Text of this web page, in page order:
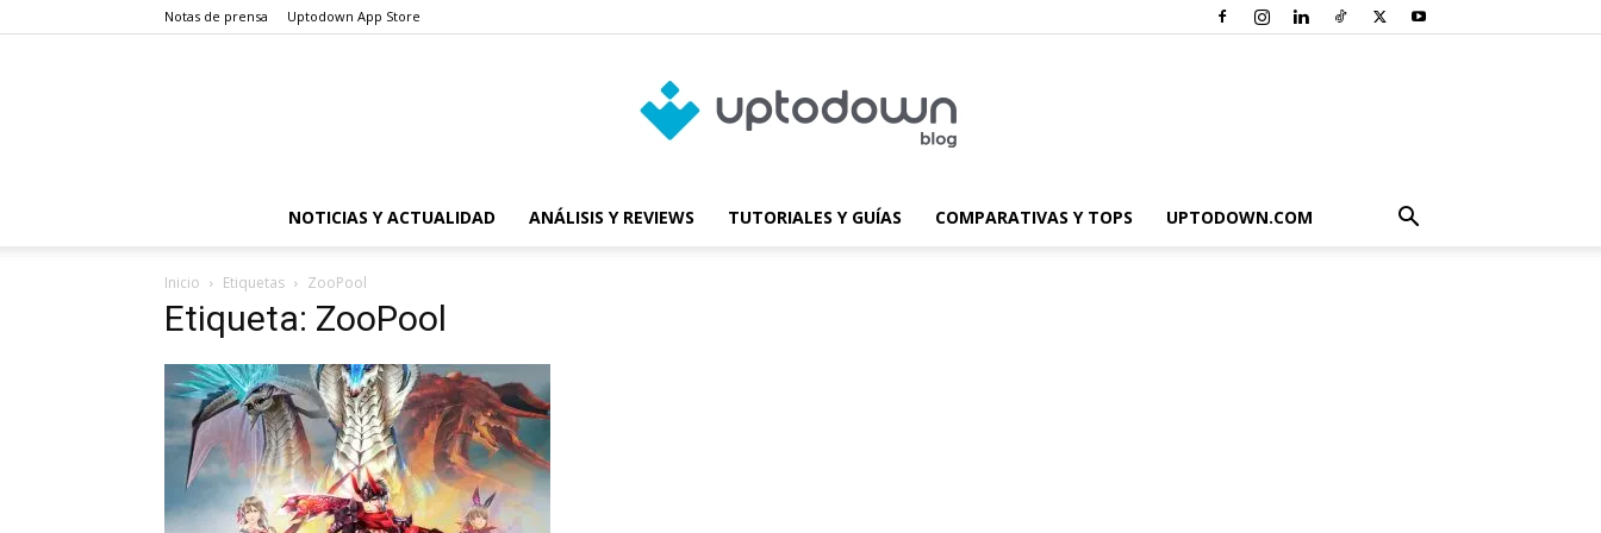
Notas de prensa Uptodown App Store
NOTICIAS Y ACTUALIDAD ANÁLISIS Y REVIEWS TUTORIALES Y GUÍAS COMPARATIVAS Y TOPS UPTODOWN.COM
Inicio Etiquetas ZooPool
Etiqueta: ZooPool